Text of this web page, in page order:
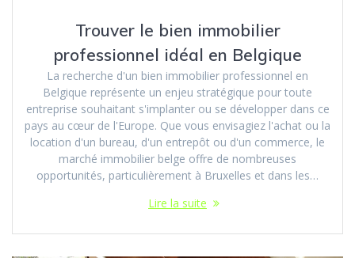
Trouver le bien immobilier
professionnel idéal en Belgique
La recherche d'un bien immobilier professionnel en
Belgique représente un enjeu stratégique pour toute
entreprise souhaitant s'implanter ou se développer dans ce
pays au cœur de l'Europe. Que vous envisagiez l'achat ou la
location d'un bureau, d'un entrepôt ou d'un commerce, le
marché immobilier belge offre de nombreuses
opportunités, particulièrement à Bruxelles et dans les…
Lire la suite